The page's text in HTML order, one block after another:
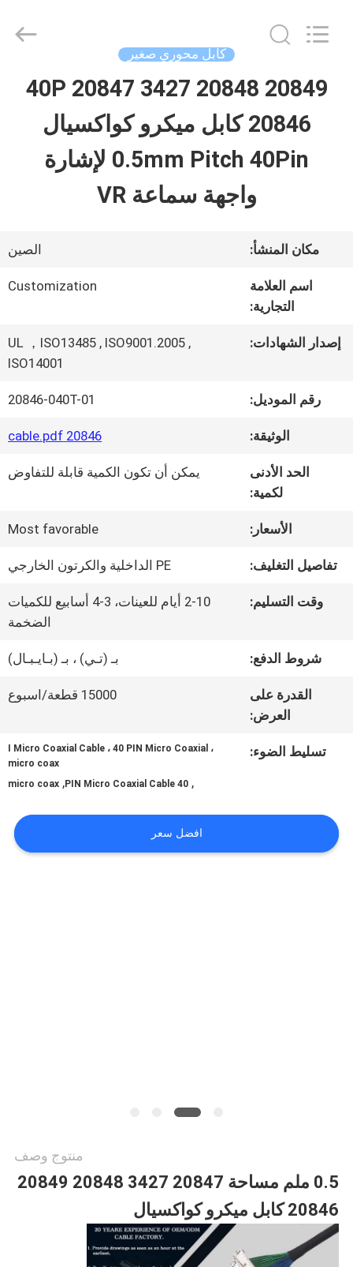
المنزل
المنتجات
المصنع
القضايا
اطلب
خريطة
كابل محوري صغير
40P 20847 3427 20848 20849
20846 كابل ميكرو كواكسيال
0.5mm Pitch 40Pin لإشارة
واجهة سماعة VR
مكان المنشأ: الصين
اسم العلامة
التجارية:
Customization
إصدار الشهادات:
UL ，ISO13485 , ISO9001.2005 ,
ISO14001
رقم الموديل: 20846-040T-01
الوثيقة: 20846 cable.pdf
الحد الأدنى
لكمية:
يمكن أن تكون الكمية قابلة للتفاوض
الأسعار: Most favorable
تفاصيل التغليف: PE الداخلية والكرتون الخارجي
وقت التسليم:
2-10 أيام للعينات، 3-4 أسابيع للكميات
الضخمة
شروط الدفع: بـ (تـي) ، بـ (بـايـبـال)
القدرة على
العرض:
15000 قطعة/اسبوع
تسليط الضوء:
I Micro Coaxial Cable ، 40 PIN Micro Coaxial ،
micro coax
,
40 PIN Micro Coaxial Cable
,
micro coax
افضل سعر
منتوج وصف
0.5 ملم مساحة 20847 3427 20848 20849
20846 كابل ميكرو كواكسيال